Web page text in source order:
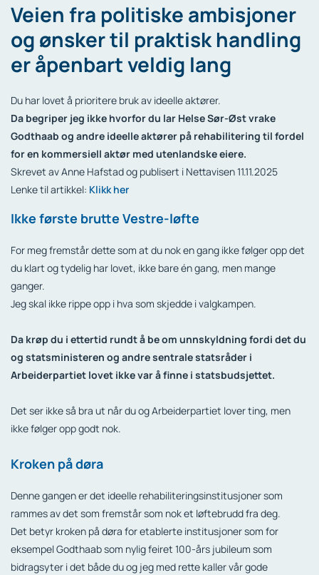
Veien fra politiske ambisjoner
og ønsker til praktisk handling
er åpenbart veldig lang
Du har lovet å prioritere bruk av ideelle aktører.
Da begriper jeg ikke hvorfor du lar Helse Sør-Øst vrake
Godthaab og andre ideelle aktører på rehabilitering til fordel
for en kommersiell aktør med utenlandske eiere.
Skrevet av Anne Hafstad og publisert i Nettavisen 11.11.2025
Lenke til artikkel: Klikk her
Ikke første brutte Vestre-løfte
For meg fremstår dette som at du nok en gang ikke følger opp det
du klart og tydelig har lovet, ikke bare én gang, men mange
ganger.
Jeg skal ikke rippe opp i hva som skjedde i valgkampen.
Da krøp du i ettertid rundt å be om unnskyldning fordi det du
og statsministeren og andre sentrale statsråder i
Arbeiderpartiet lovet ikke var å finne i statsbudsjettet.
Det ser ikke så bra ut når du og Arbeiderpartiet lover ting, men
ikke følger opp godt nok.
Kroken på døra
Denne gangen er det ideelle rehabiliteringsinstitusjoner som
rammes av det som fremstår som nok et løftebrudd fra deg.
Det betyr kroken på døra for etablerte institusjoner som for
eksempel Godthaab som nylig feiret 100-års jubileum som
bidragsyter i det både du og jeg med rette kaller vår gode